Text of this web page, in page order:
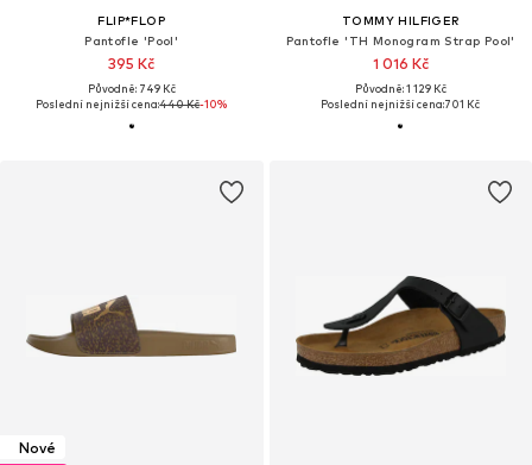
FLIP*FLOP
Pantofle 'Pool'
395 Kč
Původně: 749 Kč
Poslední nejnižší cena:440 Kč-10%
TOMMY HILFIGER
Pantofle 'TH Monogram Strap Pool'
1 016 Kč
Původně: 1 129 Kč
Poslední nejnižší cena:701 Kč
Nové